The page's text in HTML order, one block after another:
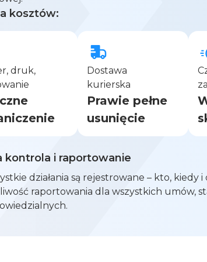
kosztów:
druk,
Dostawa
kurierska
Prawie pełne
usunięcie
kontrola i raportowanie
działania są rejestrowane – kto, kiedy i
raportowania dla wszystkich umów,